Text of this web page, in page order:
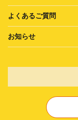
よくあるご質問
お知らせ